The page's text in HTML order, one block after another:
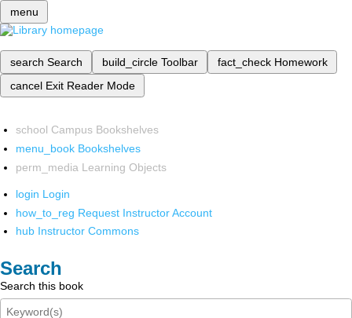
menu
search Search build_circle Toolbar fact_check Homework
cancel Exit Reader Mode
school Campus Bookshelves
menu_book Bookshelves
perm_media Learning Objects
login Login
how_to_reg Request Instructor Account
hub Instructor Commons
Search
Search this book